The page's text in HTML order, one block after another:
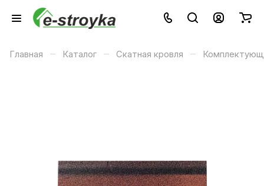
Главная – Каталог – Скатная кровля –